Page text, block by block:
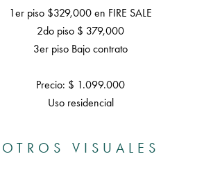
1er piso $329,000 en FIRE SALE
2do piso $ 379,000
3er piso Bajo contrato
Precio: $ 1.099.000
Uso residencial
OTROS VISUALES